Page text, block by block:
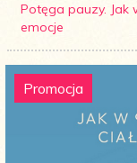
Potęga pauzy. Jak
emocje
Promocja